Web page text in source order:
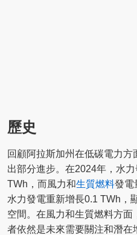
歷史
回顧阿拉斯加州在低碳電力
出部分進步。在2024年，水
TWh，而風力和生質燃料發電
水力發電重新增長0.1 TWh，
空間。在風力和生質燃料方
者依然是未來需要關注和潛